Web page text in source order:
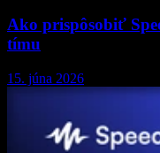
Ako prispôsobiť
tímu
15. júna 2026